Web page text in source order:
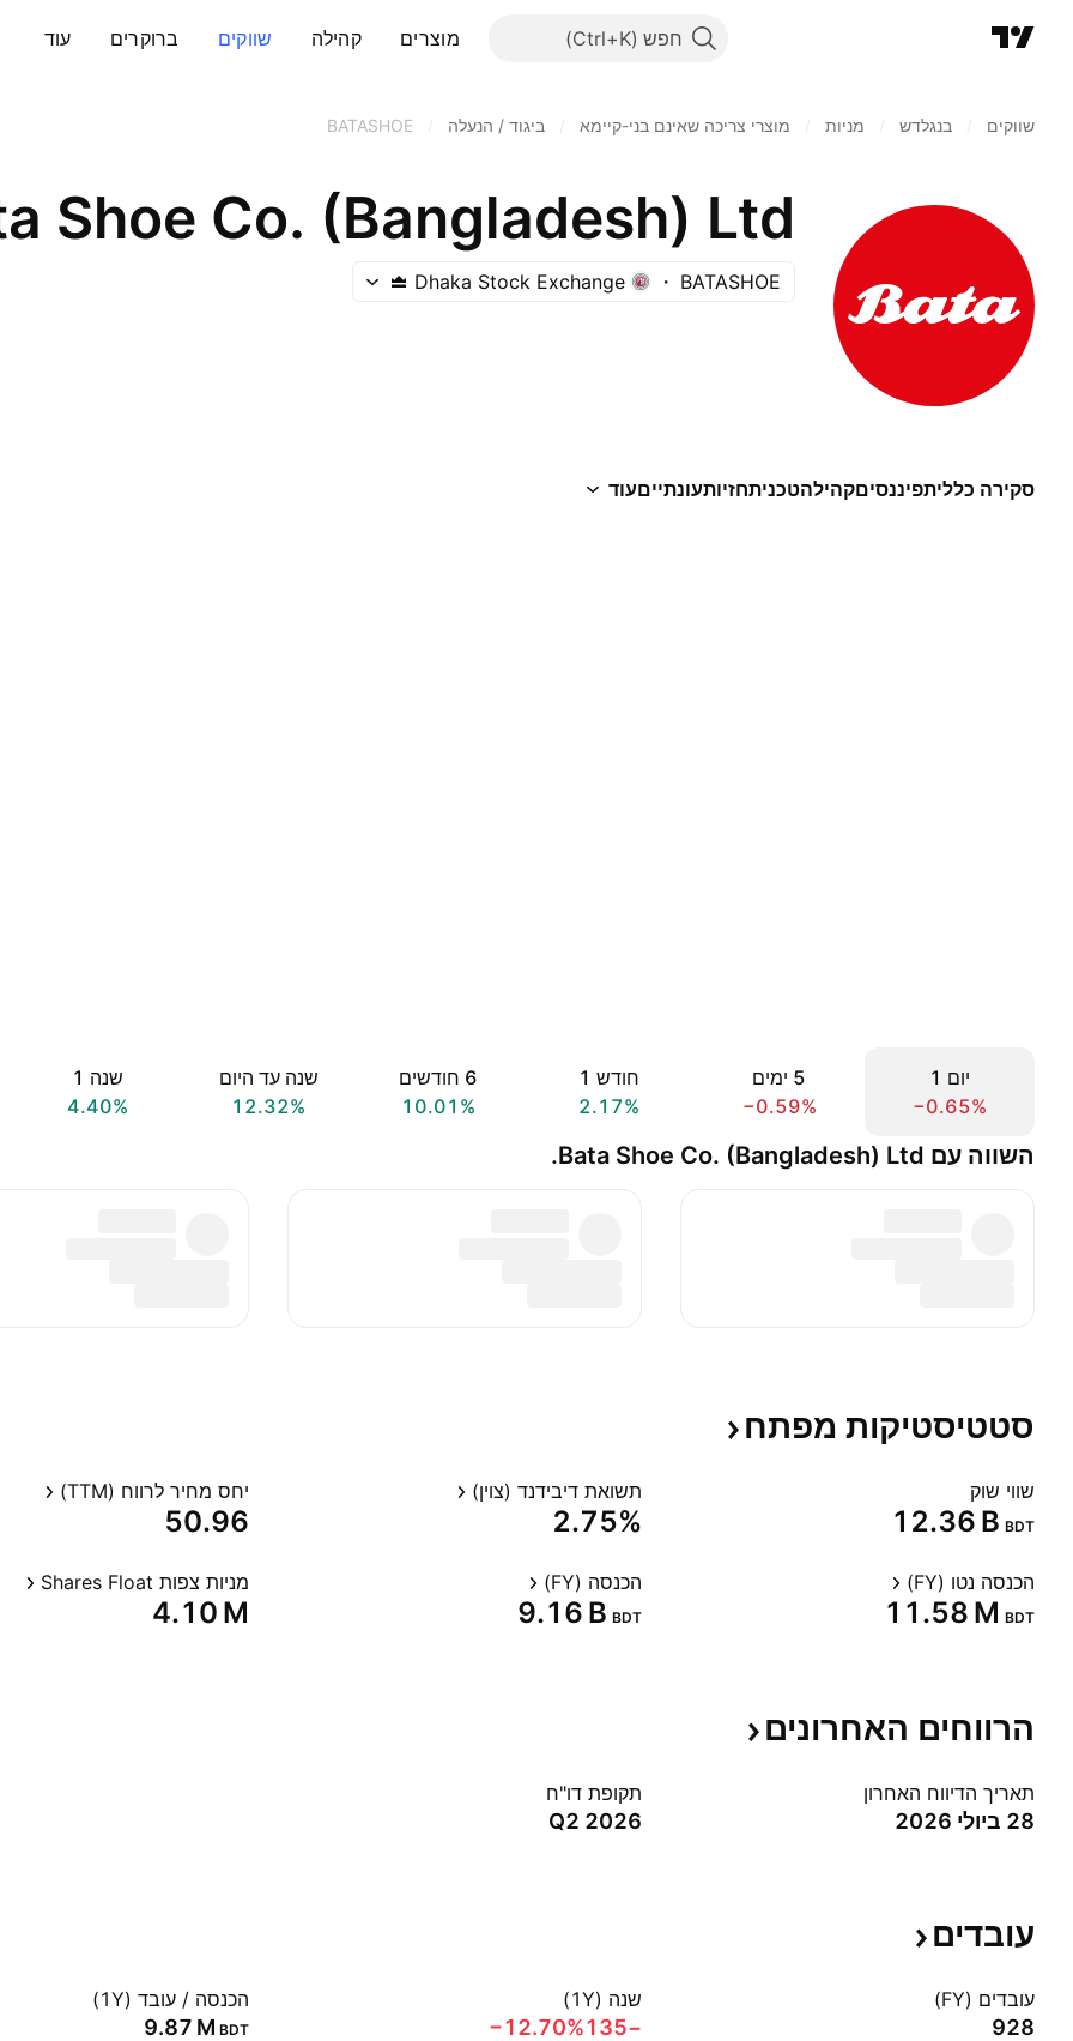
חפש מוצרים קהילה שווקים ברוקרים עוד
שווקים בנגלדש מניות‏ מוצרי צריכה שאינם בני-קיימא ביגוד / הנעלה BATASHOE
Shoe Co. (Bangladesh) Ltd.
BATASHOE
Dhaka Stock Exchange
סקירה כלליתפיננסיםקהילהטכניתחזיותעונתייםעוד
יום ‎1‎
−0.65%
‎5‎ ימים
−0.59%
חודש ‎1‎
2.17%
‎6‎ חודשים
10.01%
שנה עד היום
12.32%
שנה ‎1‎
4.40%
השווה עם Bata Shoe Co. (Bangladesh) Ltd.
סטטיסטיקות מפתח
שווי שוק
‪12.36 B‬ BDT
תשואת דיבידנד (צוין)
2.75%
יחס מחיר לרווח (TTM)
50.96
הכנסה נטו (FY)
‪11.58 M‬ BDT
הכנסה (FY)
‪9.16 B‬ BDT
מניות צפות Shares Float
‪4.10 M‬
הרווחים האחרונים
תאריך הדיווח האחרון
28 ביולי 2026
תקופת דו"ח
Q2 2026
עובדים
עובדים (FY)
928
שנה (1Y)
−135
‪−12.70%‬
הכנסה / עובד (1Y)
‪9.87 M‬ BDT